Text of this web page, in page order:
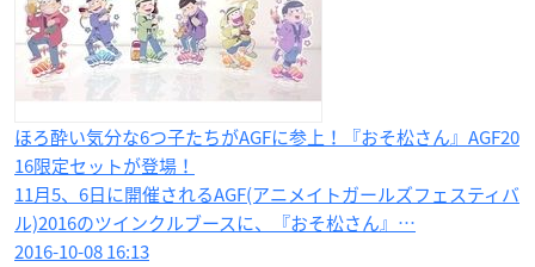
ほろ酔い気分な6つ子たちがAGFに参上！『おそ松さん』AGF20
16限定セットが登場！
11月5、6日に開催されるAGF(アニメイトガールズフェスティバ
ル)2016のツインクルブースに、『おそ松さん』…
2016-10-08 16:13